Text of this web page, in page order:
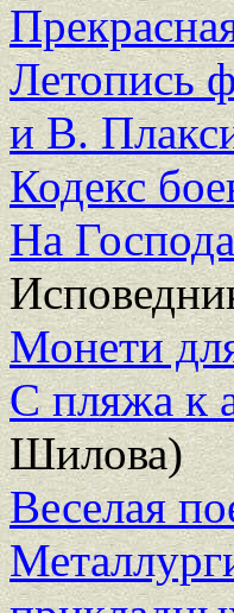
Летопись
и В.
Кодекс
На
Монети
С пляжа к
Шилова)
Веселая